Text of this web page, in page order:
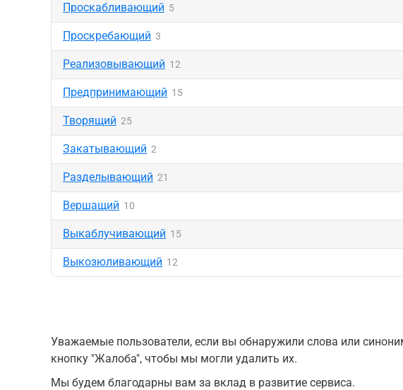
Проскабливающий 5
Проскребающий 3
Реализовывающий 12
Предпринимающий 15
Творящий 25
Закатывающий 2
Разделывающий 21
Вершащий 10
Выкаблучивающий 15
Выкозюливающий 12
Уважаемые пользователи, если вы обнаружили слова или
кнопку "Жалоба", чтобы мы могли удалить их.
Мы будем благодарны вам за вклад в развитие сервиса.